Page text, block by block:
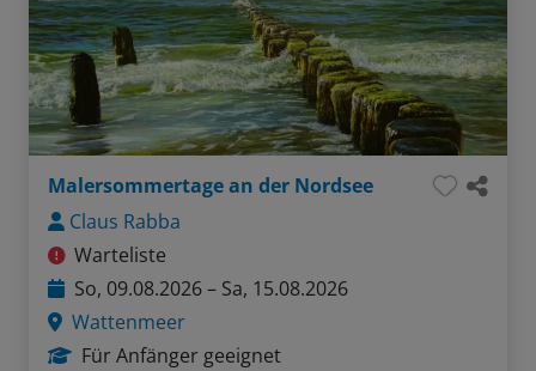
Malersommertage an der Nordsee
Claus Rabba
Warteliste
So, 09.08.2026 – Sa, 15.08.2026
Wattenmeer
Für Anfänger geeignet